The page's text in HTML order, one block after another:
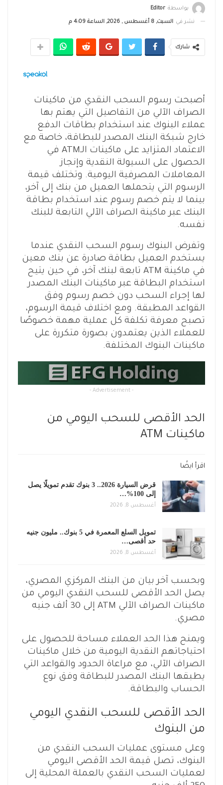
بواسطة Editor
نشر في السبت, 8 أغسطس , 2026, الساعة 4:09 م
شارك
أصبحت رسوم السحب النقدي من ماكينات
الصراف الآلي من التفاصيل التي يهتم بها
عملاء البنوك عند استخدام بطاقات الدفع
خارج شبكة البنك المصدر للبطاقة، خاصة مع
الاعتماد المتزايد على ماكينات الـATM في
الحصول على السيولة النقدية وإنجاز
المعاملات المصرفية اليومية. وتختلف قيمة
الرسوم التي يتحملها العميل من بنك إلى آخر،
بينما لا يتم خصم رسوم عند استخدام بطاقة
البنك عبر ماكينة الصراف الآلي التابعة للبنك
نفسه.
وتفرض البنوك رسوم السحب النقدي عندما
يستخدم العميل بطاقة صادرة عن بنك معين
في ماكينة ATM تابعة لبنك آخر، في حين يتيح
استخدام البطاقة عبر ماكينات البنك المصدر
لها إجراء السحب دون خصم رسوم وفق
القواعد المطبقة. ومع اختلاف قيمة الرسوم،
تصبح معرفة تكلفة كل عملية مهمة خصوصًا
للعملاء الذين يعتمدون بصورة متكررة على
ماكينات البنوك المختلفة.
- Advertisement -
الحد الأقصى للسحب اليومي من
ماكينات ATM
اقرأ ايضًا
قرض السيارة 2026.. 3 بنوك تقدم تمويلًا يصل
إلى 100%…
أغسطس 8, 2026
تمويل السلع المعمرة في 5 بنوك.. مليون جنيه
حد أقصى…
أغسطس 8, 2026
وبحسب آخر بيان من البنك المركزي المصري،
يصل الحد الأقصى للسحب النقدي اليومي من
ماكينات الصراف الآلي ATM إلى 30 ألف جنيه
مصري.
ويمنح هذا الحد العملاء مساحة للحصول على
احتياجاتهم النقدية اليومية من خلال ماكينات
الصراف الآلي، مع مراعاة الحدود والقواعد التي
يطبقها البنك المصدر للبطاقة وفق نوع
الحساب والبطاقة.
الحد الأقصى للسحب النقدي اليومي
من البنوك
وعلى مستوى عمليات السحب النقدي من
البنوك، تصل قيمة الحد الأقصى اليومي
لعمليات السحب النقدي بالعملة المحلية إلى